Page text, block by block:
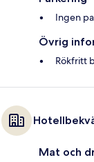
Ingen
Övrig
Rökfritt
Mat och